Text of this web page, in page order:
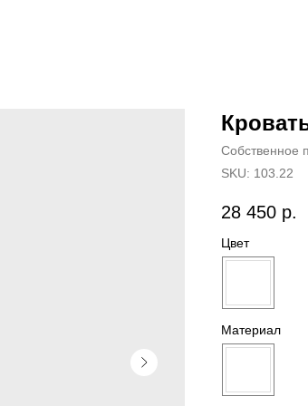
Собственное
SKU: 103.22
28 450 р.
Цвет
Материал